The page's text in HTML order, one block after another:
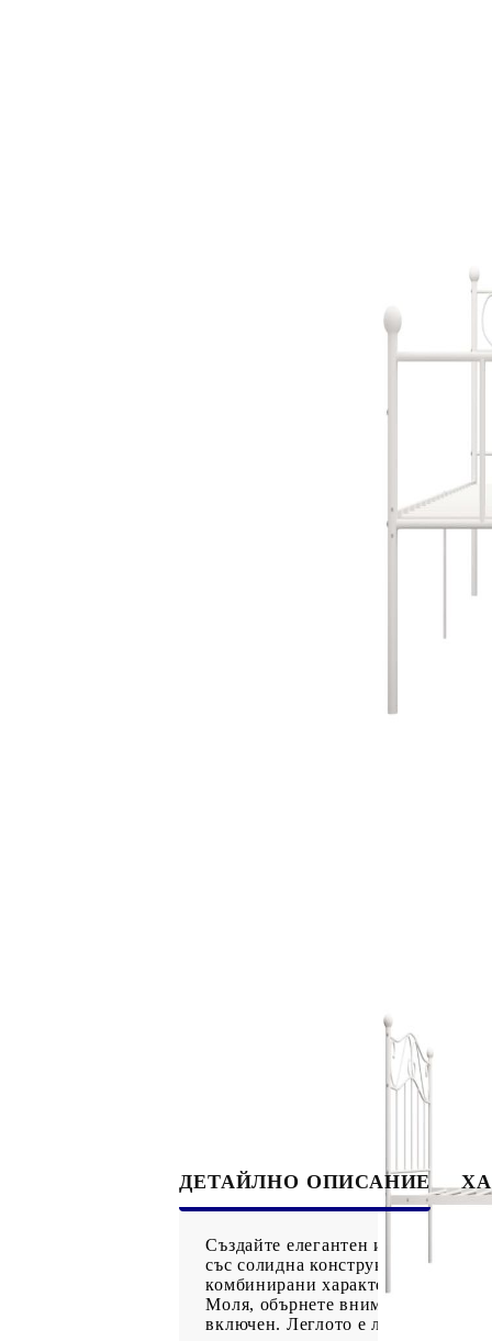
ДЕТАЙЛНО ОПИСАНИЕ
Създайте елегантен и
със солидна конструкция.
комбинирани характеристики
Моля, обърнете внимание, че
включен. Леглото е лесно за